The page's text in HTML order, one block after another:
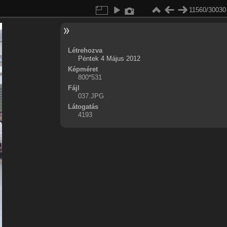
11560/30030
Létrehozva
Péntek 4 Május 2012
Képméret
800*531
Fájl
037.JPG
Látogatás
4193